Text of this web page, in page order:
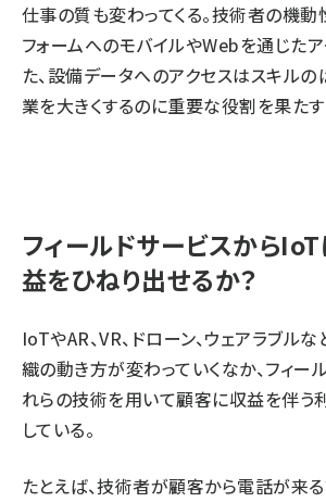
仕事の質も変わってくる。技術者の機動
フォームへのモバイルやWebを通じたア
た、設備データへのアクセスはスキルの
業を大きくするのに重要な役割を果たす
フィールドサービスから
益をひねり出せるか？
IoTやAR、VR、ドローン、ウェアラブル
織の動き方が変わっていくなか、フィー
れらの技術を用いて顧客に収益を伴う
している。
たとえば、技術者が顧客から電話が来